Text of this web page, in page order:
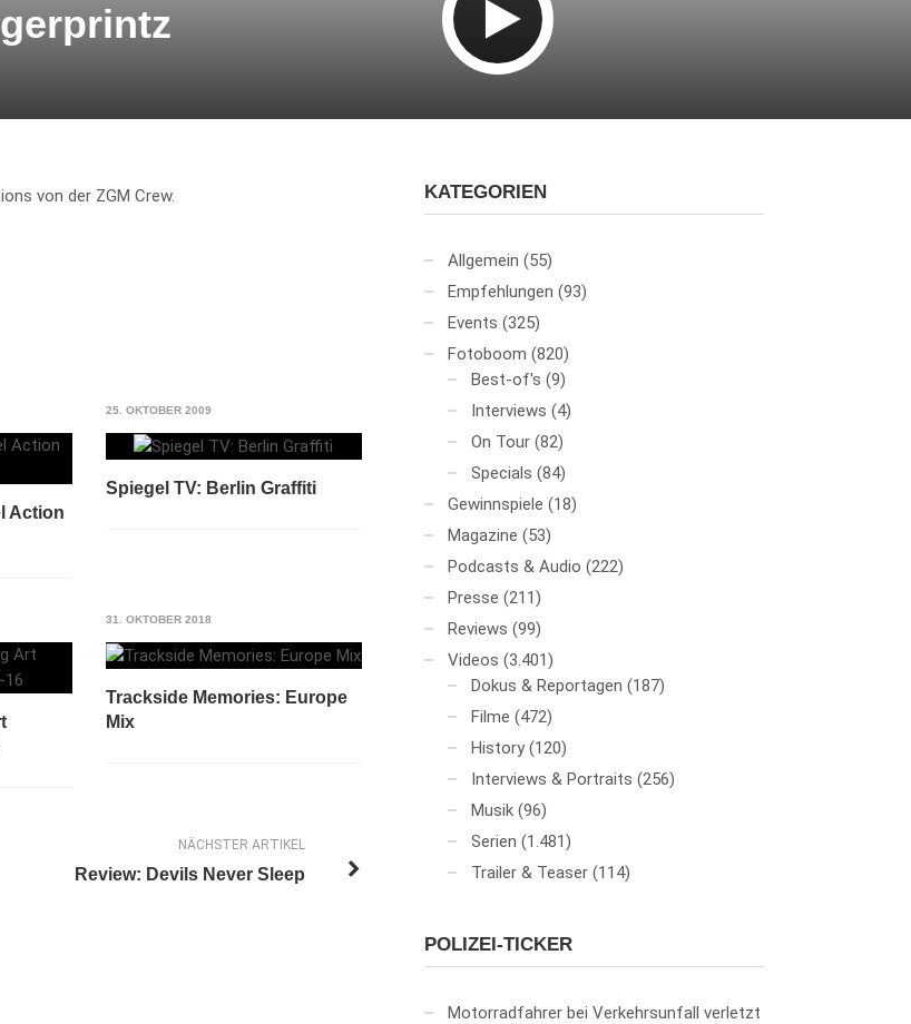
von der ZGM Crew.
Action
25. OKTOBER 2009
Spiegel TV: Berlin Graffiti
31. OKTOBER 2018
Trackside Memories: Europe
Mix
NÄCHSTER ARTIKEL
Review: Devils Never Sleep
KATEGORIEN
Allgemein (55)
Empfehlungen (93)
Events (325)
Fotoboom (820)
Best-of's (9)
Interviews (4)
On Tour (82)
Specials (84)
Gewinnspiele (18)
Magazine (53)
Podcasts & Audio (222)
Presse (211)
Reviews (99)
Videos (3.401)
Dokus & Reportagen (187)
Filme (472)
History (120)
Interviews & Portraits (256)
Musik (96)
Serien (1.481)
Trailer & Teaser (114)
POLIZEI-TICKER
Motorradfahrer bei Verkehrsunfall verletzt